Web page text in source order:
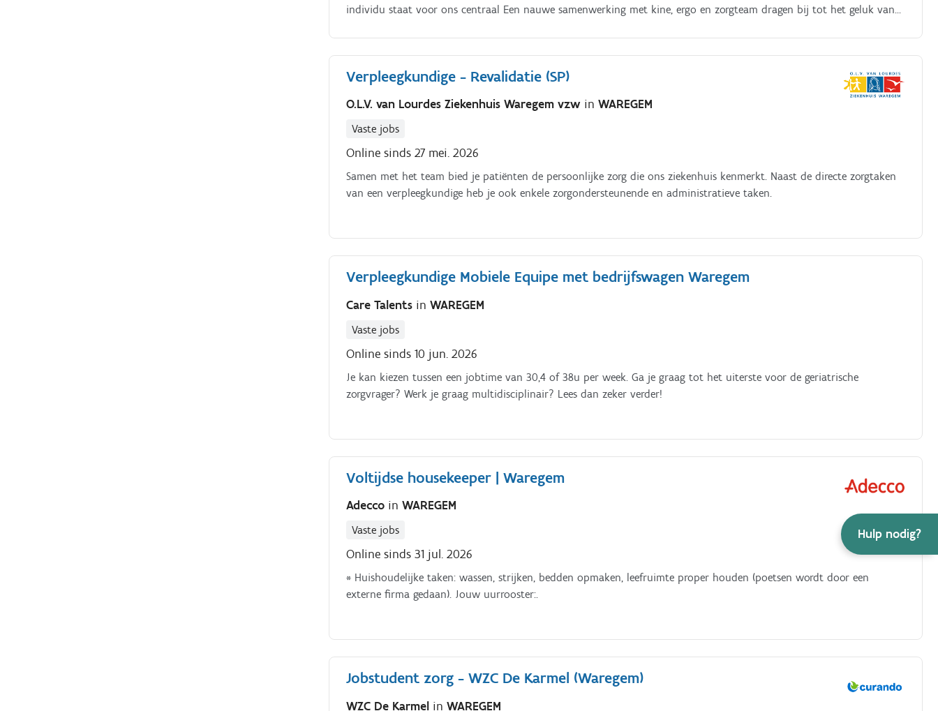
Hulp nodig?
individu staat voor ons centraal Een nauwe samenwerking met kine, ergo en zorgteam dragen bij tot het geluk van
Je jobtime is bespreekbaar Interesse, neem dan snel contact op om kennis te komen maken en te bekijken of je een
nieuwe uitdaging bij ons kan vinden hopelijk tot snel.
Verpleegkundige - Revalidatie (SP)
O.L.V. van Lourdes Ziekenhuis Waregem vzw inWAREGEM
Vaste jobs
Online sinds 27 mei. 2026
Samen met het team bied je patiënten de persoonlijke zorg die ons ziekenhuis kenmerkt. Naast de directe zorgtaken
van een verpleegkundige heb je ook enkele zorgondersteunende en administratieve taken.
Verpleegkundige Mobiele Equipe met bedrijfswagen Waregem
Care Talents inWAREGEM
Vaste jobs
Online sinds 10 jun. 2026
Je kan kiezen tussen een jobtime van 30,4 of 38u per week. Ga je graag tot het uiterste voor de geriatrische
zorgvrager? Werk je graag multidisciplinair? Lees dan zeker verder!
Voltijdse housekeeper | Waregem
Adecco inWAREGEM
Vaste jobs
Online sinds 31 jul. 2026
* Huishoudelijke taken: wassen, strijken, bedden opmaken, leefruimte proper houden (poetsen wordt door een
externe firma gedaan). Jouw uurrooster:.
Jobstudent zorg - WZC De Karmel (Waregem)
WZC De Karmel inWAREGEM